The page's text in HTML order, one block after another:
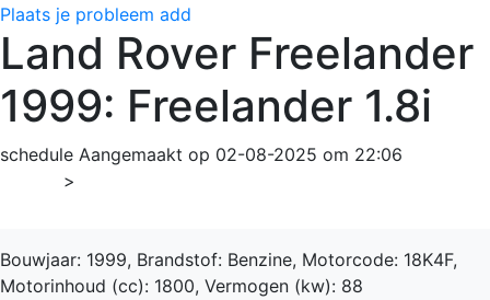
Plaats je probleem add
Land Rover Freelander
1999: Freelander 1.8i
schedule Aangemaakt op 02-08-2025 om 22:06
>
Bouwjaar: 1999, Brandstof: Benzine, Motorcode: 18K4F,
Motorinhoud (cc): 1800, Vermogen (kw): 88